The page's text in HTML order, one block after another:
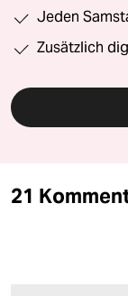
Jeden
Zusätzlich
21